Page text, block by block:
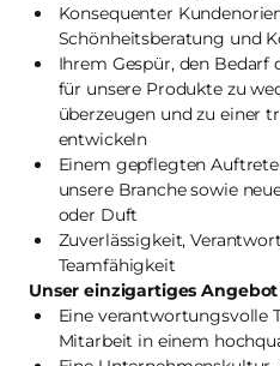
Konsequenter
Schönheitsberatung und
Ihrem Gespür, den
für unsere Produkte zu
überzeugen und zu einer
entwickeln
Einem gepflegten
unsere Branche sowie
oder Duft
Zuverlässigkeit,
Teamfähigkeit
Unser einzigartiges Angebot
Eine verantwortungsvolle
Mitarbeit in einem